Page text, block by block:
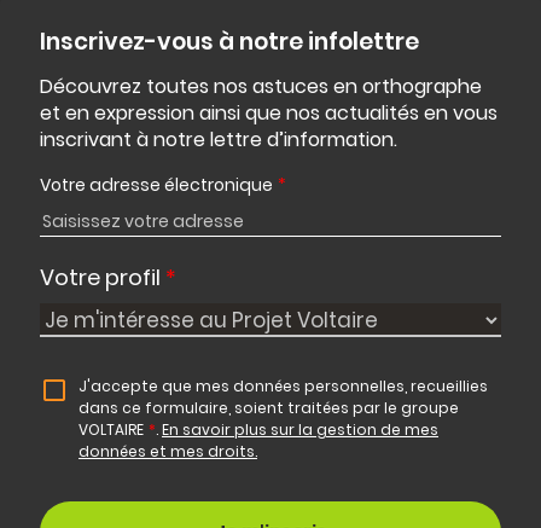
Inscrivez-vous à notre infolettre
Découvrez toutes nos astuces en orthographe
et en expression ainsi que nos actualités en vous
inscrivant à notre lettre d’information.
Votre adresse électronique *
Votre profil *
J'accepte que mes données personnelles, recueillies
dans ce formulaire, soient traitées par le groupe
VOLTAIRE *.En savoir plus sur la gestion de mes
données et mes droits.